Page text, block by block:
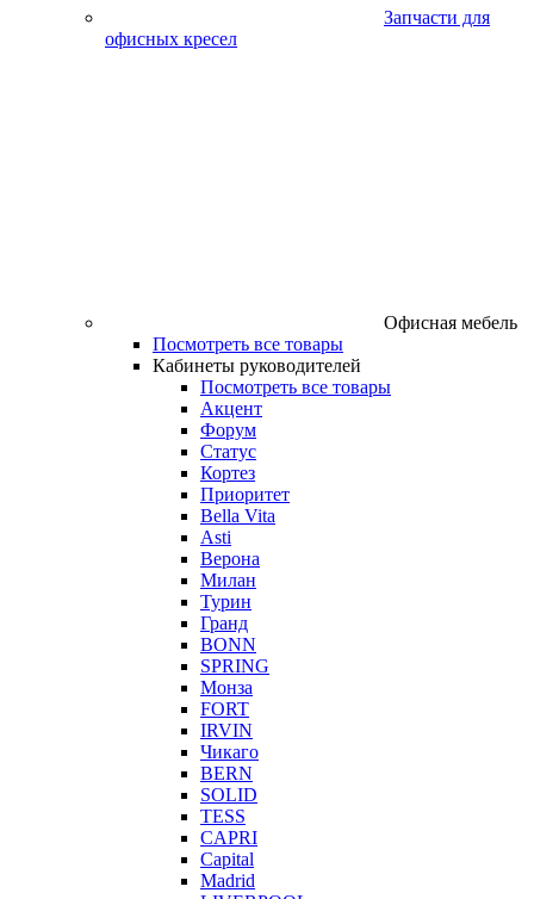
Запчасти для
офисных кресел
Офисная мебель
Посмотреть все товары
Кабинеты руководителей
Посмотреть все товары
Акцент
Форум
Статус
Кортез
Приоритет
Bella Vita
Asti
Верона
Милан
Турин
Гранд
BONN
SPRING
Монза
FORT
IRVIN
Чикаго
BERN
SOLID
TESS
CAPRI
Capital
Madrid